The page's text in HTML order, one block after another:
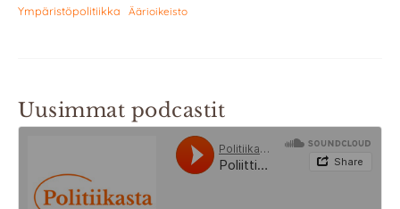
Ympäristöpolitiikka Äärioikeisto
Uusimmat podcastit